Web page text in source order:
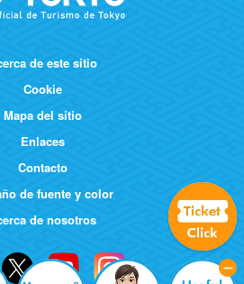
de este sitio
Cookie
Mapa del sitio
Enlaces
Contacto
de fuente y color
de nosotros